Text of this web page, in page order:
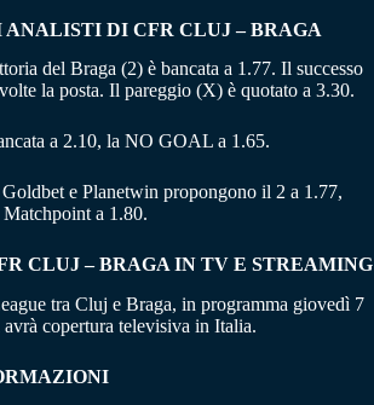
DI CFR CLUJ – BRAGA
del Braga (2) è bancata a 1.77. Il successo
la posta. Il pareggio (X) è quotato a 3.30.
a 2.10, la NO GOAL a 1.65.
e Planetwin propongono il 2 a 1.77,
a 1.80.
CLUJ – BRAGA IN TV E STREAMING
tra Cluj e Braga, in programma giovedì 7
copertura televisiva in Italia.